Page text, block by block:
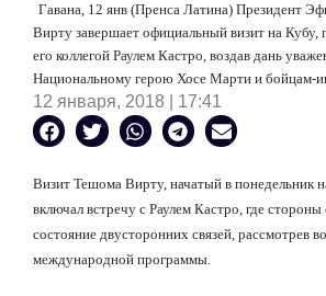
Гавана, 12 янв (Пренса Латина) Президент
Вирту завершает официальный визит на Кубу,
его коллегой Раулем Кастро, воздав дань
Национальному герою Хосе Марти и бойцам-
12 января, 2018 | 17:41
Визит Тешома Вирту, начатый в понедельник
включал встречу с Раулем Кастро, где
состояние двусторонних связей, рассмотрев
международной программы.